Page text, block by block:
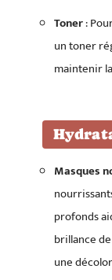
Toner:
un toner
maintenir
Masques
profonds
brillance
une